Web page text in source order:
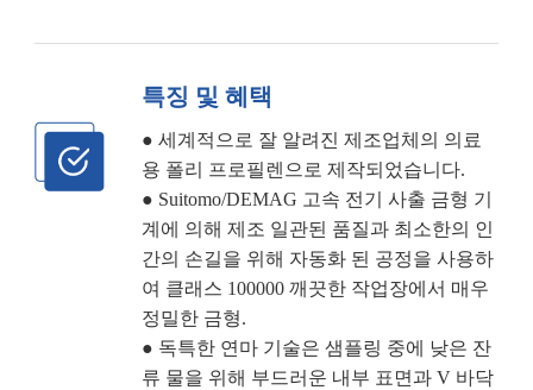
특징 및 혜택
● 세계적으로 잘 알려진 제조업체의 의료
용 폴리 프로필렌으로 제작되었습니다.
● Suitomo/DEMAG 고속 전기 사출 금형 기
계에 의해 제조 일관된 품질과 최소한의 인
간의 손길을 위해 자동화 된 공정을 사용하
여 클래스 100000 깨끗한 작업장에서 매우
정밀한 금형.
● 독특한 연마 기술은 샘플링 중에 낮은 잔
류 물을 위해 부드러운 내부 표면과 V 바닥